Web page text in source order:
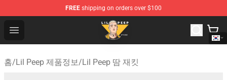
FREE shipping on orders over $100
Open menu
Lil Peep Store - Official Lil Peep Merchandise Shop
홈/Lil Peep 제품정보/Lil Peep 땀 재킷